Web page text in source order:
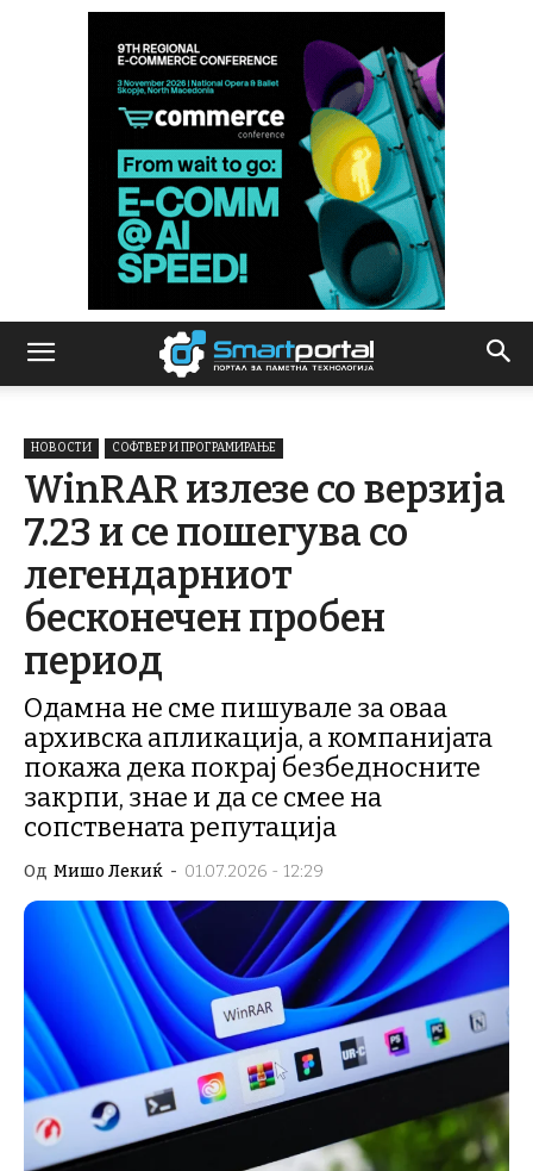
НОВОСТИ СОФТВЕР И ПРОГРАМИРАЊЕ
WinRAR излезе со верзија
7.23 и се пошегува со
легендарниот
бесконечен пробен
период
Одамна не сме пишувале за оваа
архивска апликација, а компанијата
покажа дека покрај безбедносните
закрпи, знае и да се смее на
сопствената репутација
Од Мишо Лекиќ - 01.07.2026 - 12:29